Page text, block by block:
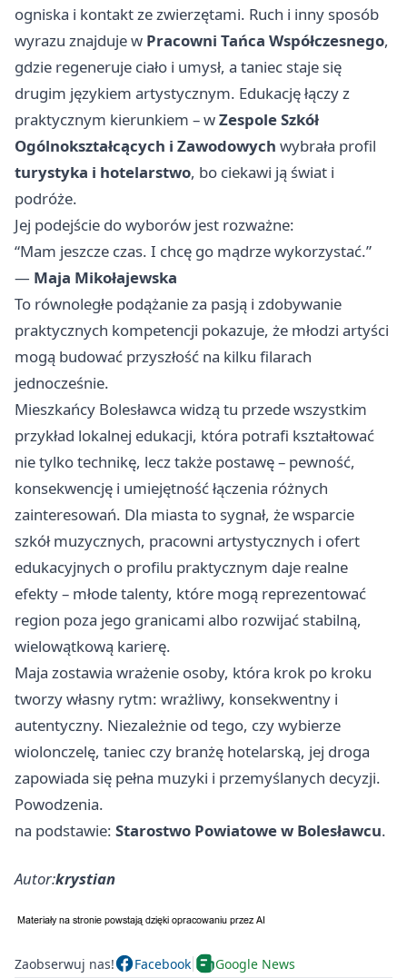
ogniska i kontakt ze zwierzętami. Ruch i inny sposób
wyrazu znajduje w Pracowni Tańca Współczesnego,
gdzie regeneruje ciało i umysł, a taniec staje się
drugim językiem artystycznym. Edukację łączy z
praktycznym kierunkiem – wZespole Szkół
Ogólnokształcących i Zawodowych wybrała profil
turystyka i hotelarstwo, bo ciekawi ją świat i
podróże.
Jej podejście do wyborów jest rozważne:
“Mam jeszcze czas. I chcę go mądrze wykorzystać.”
— Maja Mikołajewska
To równoległe podążanie za pasją i zdobywanie
praktycznych kompetencji pokazuje, że młodzi artyści
mogą budować przyszłość na kilku filarach
jednocześnie.
Mieszkańcy Bolesławca widzą tu przede wszystkim
przykład lokalnej edukacji, która potrafi kształtować
nie tylko technikę, lecz także postawę – pewność,
konsekwencję i umiejętność łączenia różnych
zainteresowań. Dla miasta to sygnał, że wsparcie
szkół muzycznych, pracowni artystycznych i ofert
edukacyjnych o profilu praktycznym daje realne
efekty – młode talenty, które mogą reprezentować
region poza jego granicami albo rozwijać stabilną,
wielowątkową karierę.
Maja zostawia wrażenie osoby, która krok po kroku
tworzy własny rytm: wrażliwy, konsekwentny i
autentyczny. Niezależnie od tego, czy wybierze
wiolonczelę, taniec czy branżę hotelarską, jej droga
zapowiada się pełna muzyki i przemyślanych decyzji.
Powodzenia.
na podstawie: Starostwo Powiatowe w Bolesławcu.
Autor:krystian
Zaobserwuj nas! Facebook Google News